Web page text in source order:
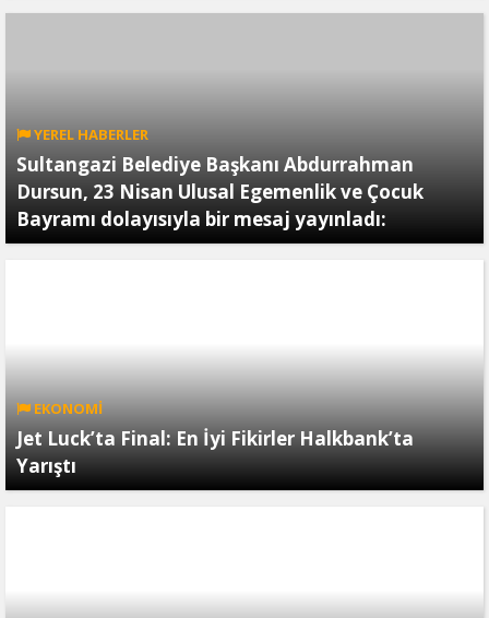
YEREL HABERLER
Sultangazi Belediye Başkanı Abdurrahman
Dursun, 23 Nisan Ulusal Egemenlik ve Çocuk
Bayramı dolayısıyla bir mesaj yayınladı:
EKONOMİ
Jet Luck’ta Final: En İyi Fikirler Halkbank’ta
Yarıştı